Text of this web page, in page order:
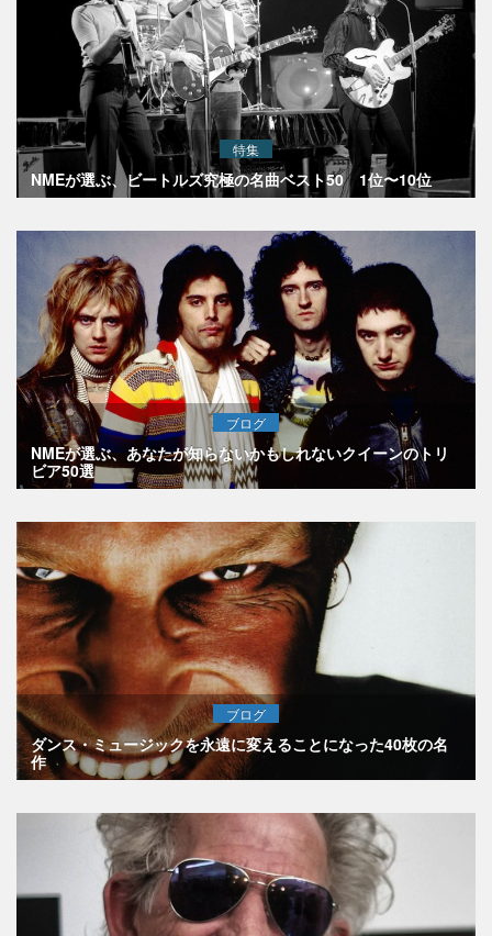
特集
NMEが選ぶ、ビートルズ究極の名曲ベスト50 1位〜10位
ブログ
NMEが選ぶ、あなたが知らないかもしれないクイーンのトリ
ビア50選
ブログ
ダンス・ミュージックを永遠に変えることになった40枚の名
作